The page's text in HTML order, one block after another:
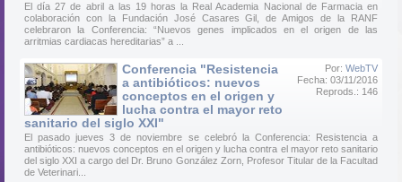
El día 27 de abril a las 19 horas la Real Academia Nacional de Farmacia en
colaboración con la Fundación José Casares Gil, de Amigos de la RANF
celebraron la Conferencia: “Nuevos genes implicados en el origen de las
arritmias cardiacas hereditarias” a ...
Por: WebTV
Fecha: 03/11/2016
Reprods.: 146
Conferencia "Resistencia
a antibióticos: nuevos
conceptos en el origen y
lucha contra el mayor reto
sanitario del siglo XXI"
El pasado jueves 3 de noviembre se celebró la Conferencia: Resistencia a
antibióticos: nuevos conceptos en el origen y lucha contra el mayor reto sanitario
del siglo XXI a cargo del Dr. Bruno González Zorn, Profesor Titular de la Facultad
de Veterinari...